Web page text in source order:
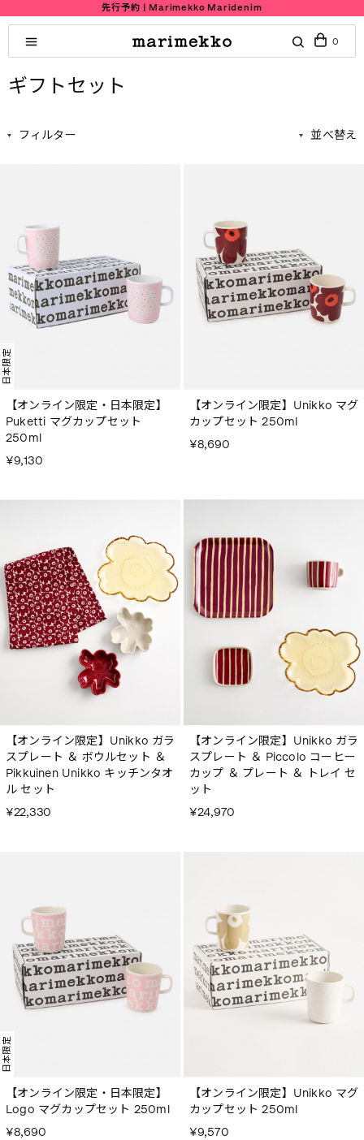
先行予約 | Marimekko Maridenim
0
ギフトセット
フィルター 並べ替え
日本限定
【オンライン限定・日本限定】
Puketti マグカップセット
250ml
¥9,130
【オンライン限定】Unikko マグ
カップセット 250ml
¥8,690
【オンライン限定】Unikko ガラ
スプレート ＆ ボウルセット ＆
Pikkuinen Unikko キッチンタオ
ル セット
¥22,330
【オンライン限定】Unikko ガラ
スプレート ＆ Piccolo コーヒー
カップ ＆ プレート ＆ トレイ セ
ット
¥24,970
日本限定
【オンライン限定・日本限定】
Logo マグカップセット 250ml
¥8,690
【オンライン限定】Unikko マグ
カップセット 250ml
¥9,570